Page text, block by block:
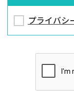
プライバシ